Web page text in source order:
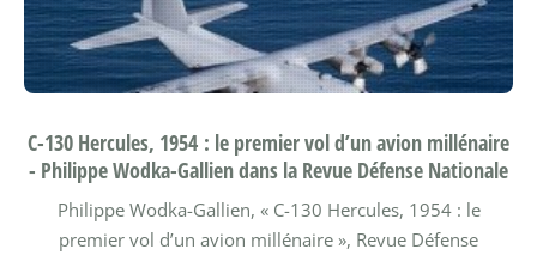
C-130 Hercules, 1954 : le premier vol d’un avion millénaire
- Philippe Wodka-Gallien dans la Revue Défense Nationale
Philippe Wodka-Gallien, « C-130 Hercules, 1954 : le
premier vol d’un avion millénaire », Revue Défense